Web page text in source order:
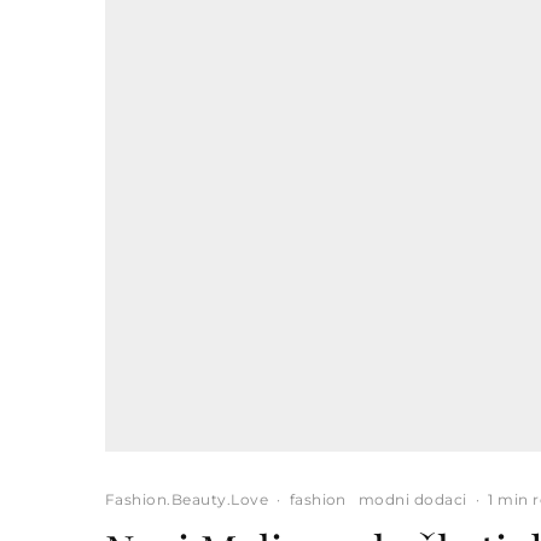
Fashion.Beauty.Love · fashion modni dodaci · 1 min